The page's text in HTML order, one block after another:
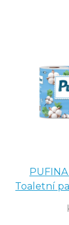
Toaletní